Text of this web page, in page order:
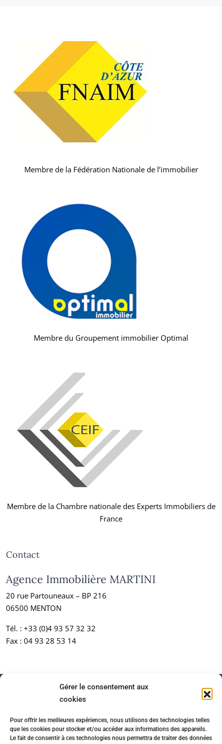
Gérer le consentement aux
cookies
Pour offrir les meilleures expériences, nous utilisons des technologies telles
que les cookies pour stocker et/ou accéder aux informations des appareils.
Le fait de consentir à ces technologies nous permettra de traiter des données
Membre de la Fédération Nationale de l’immobilier
Membre du Groupement immobilier Optimal
Membre de la Chambre nationale des Experts Immobiliers de
France
Contact
Agence Immobilière MARTINI
20 rue Partouneaux – BP 216
06500 MENTON
Tél. : +33 (0)4 93 57 32 32
Fax : 04 93 28 53 14